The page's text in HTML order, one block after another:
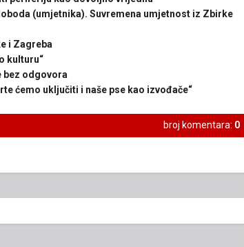
(umjetnika). Suvremena umjetnost iz Zbirke
i Zagreba
kulturu“
bez odgovora
ćemo uključiti i naše pse kao izvođače“
broj komentara: 0